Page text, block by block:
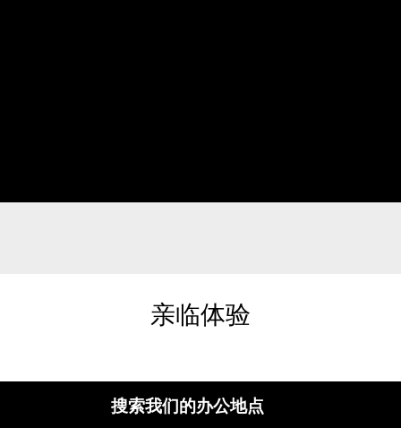
亲临体验
搜索我们的办公地点